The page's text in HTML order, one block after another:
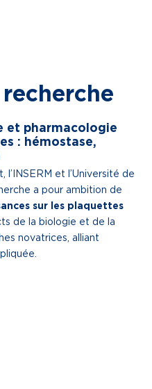
et pharmacologie
: hémostase,
l’INSERM et l’Université de
a pour ambition de
sur les plaquettes
de la biologie et de la
novatrices, alliant